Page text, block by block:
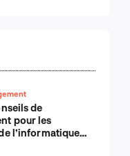
de
pour les
l’informatique